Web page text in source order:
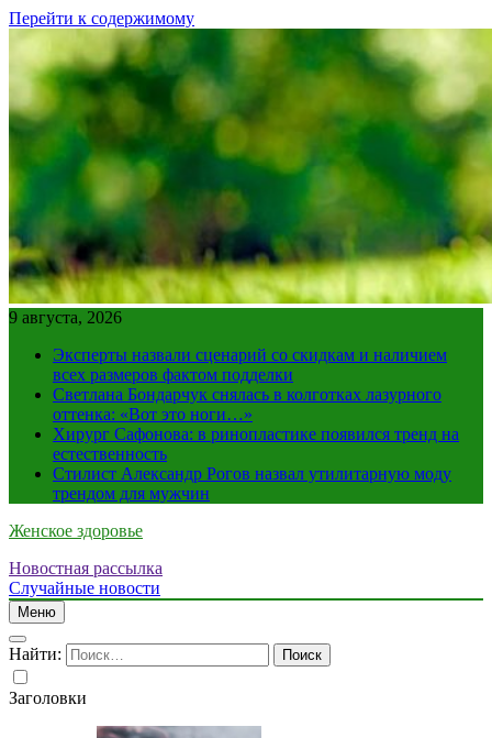
Перейти к содержимому
9 августа, 2026
Эксперты назвали сценарий со скидкам и наличием
всех размеров фактом подделки
Светлана Бондарчук снялась в колготках лазурного
оттенка: «Вот это ноги…»
Хирург Сафонова: в ринопластике появился тренд на
естественность
Стилист Александр Рогов назвал утилитарную моду
трендом для мужчин
Женское здоровье
Новостная рассылка
Случайные новости
Меню
Найти:
Заголовки